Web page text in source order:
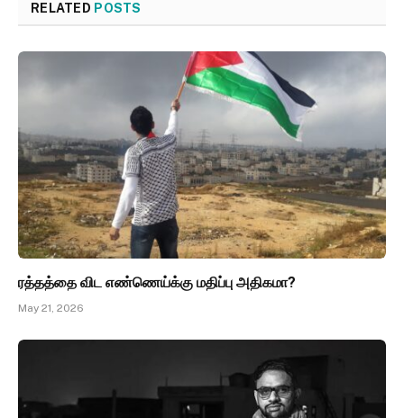
RELATED POSTS
ரத்தத்தை விட எண்ணெய்க்கு மதிப்பு அதிகமா?
May 21, 2026